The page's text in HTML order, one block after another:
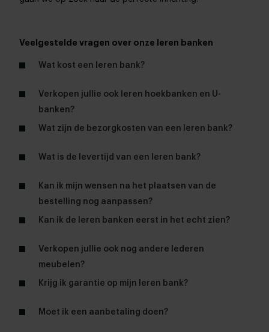
Veelgestelde vragen over onze leren banken
Wat kost een leren bank?
Verkopen jullie ook leren hoekbanken en U-
banken?
Wat zijn de bezorgkosten van een leren bank?
Wat is de levertijd van een leren bank?
Kan ik mijn wensen na het plaatsen van de
bestelling nog aanpassen?
Kan ik de leren banken eerst in het echt zien?
woonwinkels
Verkopen jullie ook nog andere lederen
meubelen?
Krijg ik garantie op mijn leren bank?
Moet ik een aanbetaling doen?